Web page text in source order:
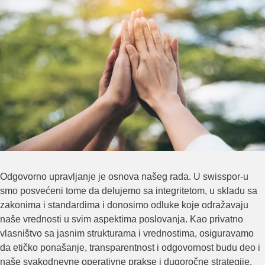
Odgovorno upravljanje je osnova našeg rada. U swisspor-u
smo posvećeni tome da delujemo sa integritetom, u skladu sa
zakonima i standardima i donosimo odluke koje odražavaju
naše vrednosti u svim aspektima poslovanja. Kao privatno
vlasništvo sa jasnim strukturama i vrednostima, osiguravamo
da etičko ponašanje, transparentnost i odgovornost budu deo i
naše svakodnevne operativne prakse i dugoročne strategije.